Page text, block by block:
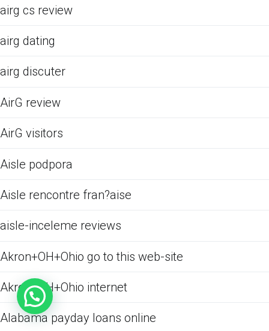
airg cs review
airg dating
airg discuter
AirG review
AirG visitors
Aisle podpora
Aisle rencontre fran?aise
aisle-inceleme reviews
Akron+OH+Ohio go to this web-site
Akron+OH+Ohio internet
Alabama payday loans online